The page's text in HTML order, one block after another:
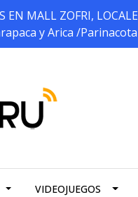
EN MALL ZOFRI,
y Arica /Parinacota
VIDEOJUEGOS